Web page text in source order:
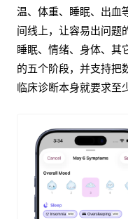
温、体重、睡眠、出血
间线上，让容易出问题
睡眠、情绪、身体、其
的五个阶段，并支持把
临床诊断本身就要求至